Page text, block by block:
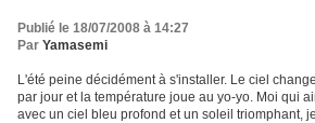
Publié le 18/07/2008 à 14:27
Par Yamasemi
L'été peine décidément à s'installer. Le ciel
par jour et la température joue au yo-yo. Moi qui
avec un ciel bleu profond et un soleil triomphant,